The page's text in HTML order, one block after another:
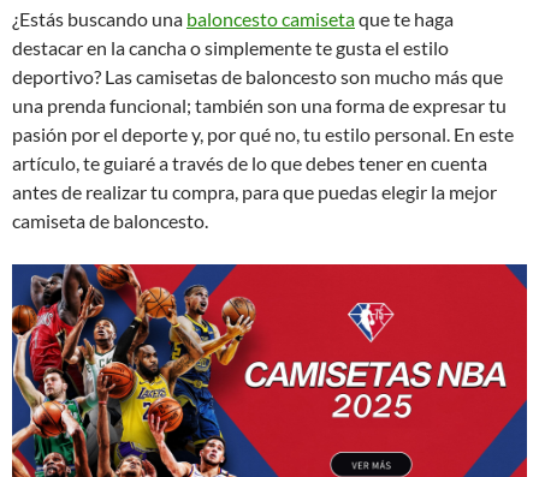
¿Estás buscando una baloncesto camisetaque te haga
destacar en la cancha o simplemente te gusta el estilo
deportivo? Las camisetas de baloncesto son mucho más que
una prenda funcional; también son una forma de expresar tu
pasión por el deporte y, por qué no, tu estilo personal. En este
artículo, te guiaré a través de lo que debes tener en cuenta
antes de realizar tu compra, para que puedas elegir la mejor
camiseta de baloncesto.